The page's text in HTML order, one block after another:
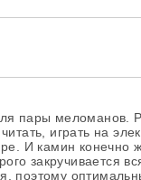
пары меломанов.
играть на
И камин конечно
закручивается
поэтому